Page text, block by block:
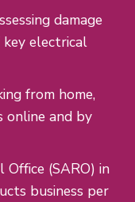
damage
electrical
from home,
online and by
(SARO) in
business per